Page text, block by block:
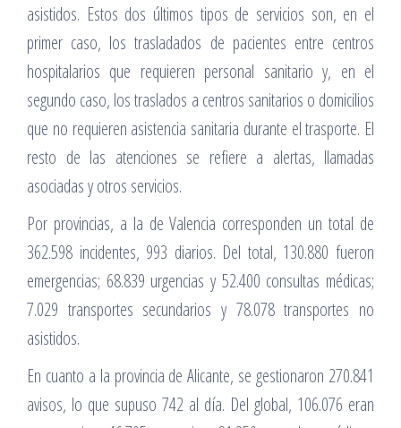
asistidos. Estos dos últimos tipos de servicios son, en el
primer caso, los trasladados de pacientes entre centros
hospitalarios que requieren personal sanitario y, en el
segundo caso, los traslados a centros sanitarios o domicilios
que no requieren asistencia sanitaria durante el trasporte. El
resto de las atenciones se refiere a alertas, llamadas
asociadas y otros servicios.
Por provincias, a la de Valencia corresponden un total de
362.598 incidentes, 993 diarios. Del total, 130.880 fueron
emergencias; 68.839 urgencias y 52.400 consultas médicas;
7.029 transportes secundarios y 78.078 transportes no
asistidos.
En cuanto a la provincia de Alicante, se gestionaron 270.841
avisos, lo que supuso 742 al día. Del global, 106.076 eran